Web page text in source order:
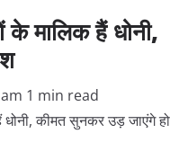
मालिक हैं धोनी,
1 min read